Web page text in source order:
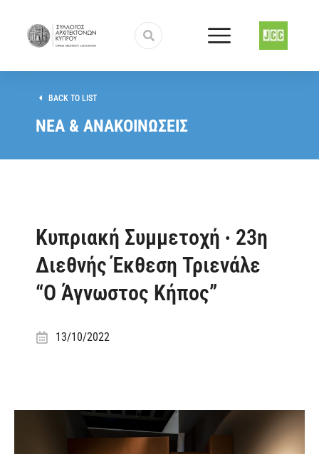
BACK TO LIST
ΝΕΑ & ΑΝΑΚΟΙΝΩΣΕΙΣ
Κυπριακή Συμμετοχή ∙ 23η
Διεθνής Έκθεση Τριενάλε
“Ο Άγνωστος Κήπος”
13/10/2022